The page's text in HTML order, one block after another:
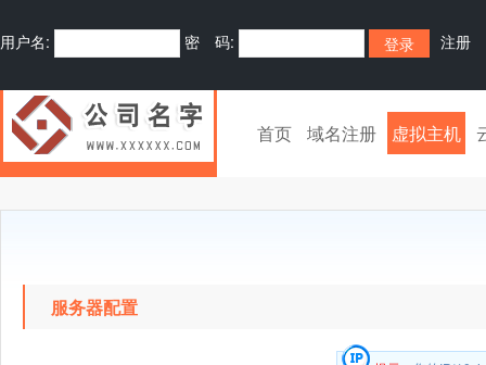
用户名: 密 码: 注册
首页 域名注册 虚拟主机
服务器配置